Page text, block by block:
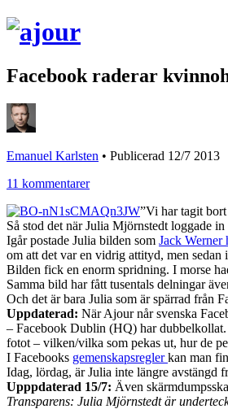
Facebook raderar
Emanuel Karlsten • Publicerad 12/7 2013
11 kommentarer
”Vi har tagit bort
Så stod det när Julia Mjörnstedt loggade
Igår postade Julia bilden som Jack Werner
om att det var en vidrig attityd, men sedan
Bilden fick en enorm spridning. I morse
Samma bild har fått tusentals delningar
Och det är bara Julia som är spärrad från
Uppdaterad: När Ajour når svenska
– Facebook Dublin (HQ) har dubbelkollat.
fotot – vilken/vilka som pekas ut, hur de
I Facebooks gemenskapsreglerkan man
Idag, lördag, är Julia inte längre avstängd
Upppdaterad 15/7: Även
Transparens: Julia Mjörnstedt är